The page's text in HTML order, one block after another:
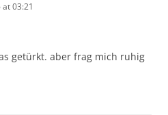
03:21
getürkt. aber frag mich ruhig